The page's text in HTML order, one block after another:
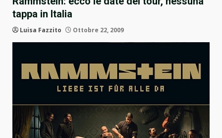
tappa in Italia
Luisa Fazzito Ottobre 22, 2009